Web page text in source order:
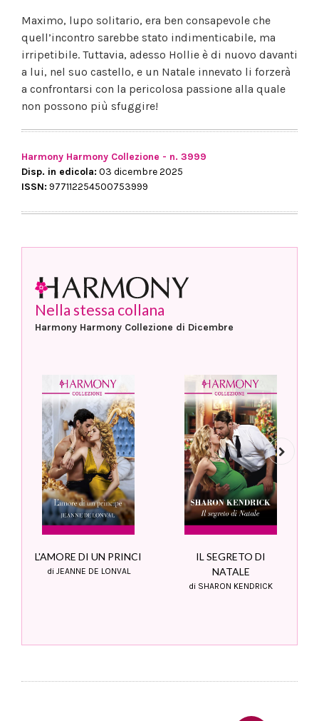
Maximo, lupo solitario, era ben consapevole che
quell’incontro sarebbe stato indimenticabile, ma
irripetibile. Tuttavia, adesso Hollie è di nuovo davanti
a lui, nel suo castello, e un Natale innevato li forzerà
a confrontarsi con la pericolosa passione alla quale
non possono più sfuggire!
Harmony Harmony Collezione - n. 3999
Disp. in edicola: 03 dicembre 2025
ISSN: 977112254500753999
Nella stessa collana
Harmony Harmony Collezione di Dicembre
L'AMORE DI UN PRINCI
di JEANNE DE LONVAL
IL SEGRETO DI
NATALE
di SHARON KENDRICK
Next